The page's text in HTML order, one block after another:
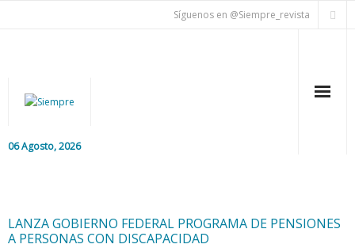
Síguenos en @Siempre_revista
06 Agosto, 2026
LANZA GOBIERNO FEDERAL PROGRAMA DE PENSIONES
A PERSONAS CON DISCAPACIDAD